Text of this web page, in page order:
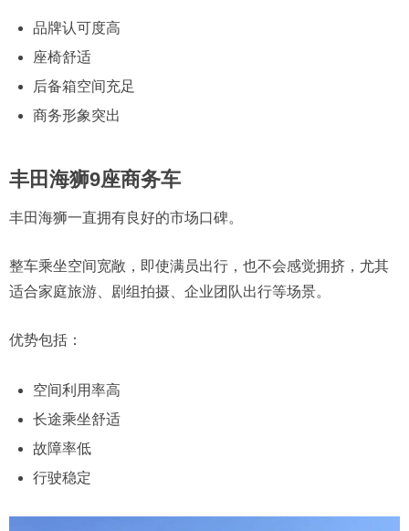
品牌认可度高
座椅舒适
后备箱空间充足
商务形象突出
丰田海狮9座商务车
丰田海狮一直拥有良好的市场口碑。
整车乘坐空间宽敞，即使满员出行，也不会感觉拥挤，尤其
适合家庭旅游、剧组拍摄、企业团队出行等场景。
优势包括：
空间利用率高
长途乘坐舒适
故障率低
行驶稳定